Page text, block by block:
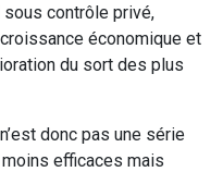
sous contrôle privé,
économique et
du sort des plus
donc pas une série
efficaces mais